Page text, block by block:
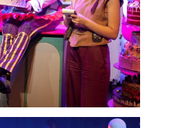
y Gretel